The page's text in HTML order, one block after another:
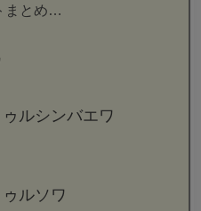
まとめ…
ルシンバエワ
ルソワ